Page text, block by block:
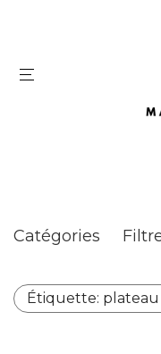
Catégories
Étiquette: